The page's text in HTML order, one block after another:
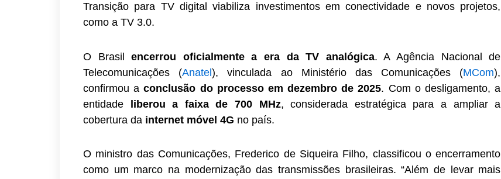
Transição para TV digital viabiliza investimentos em conectividade e novos projetos,
como a TV 3.0.
O Brasilencerrou oficialmente a era da TV analógica. A Agência Nacional de
Telecomunicações (Anatel), vinculada ao Ministério das Comunicações (MCom),
confirmou a conclusão do processo em dezembro de 2025. Com o desligamento, a
entidade liberou a faixa de 700 MHz, considerada estratégica para a ampliar a
cobertura da internet móvel 4G no país.
O ministro das Comunicações, Frederico de Siqueira Filho, classificou o encerramento
como um marco na modernização das transmissões brasileiras. “Além de levar mais